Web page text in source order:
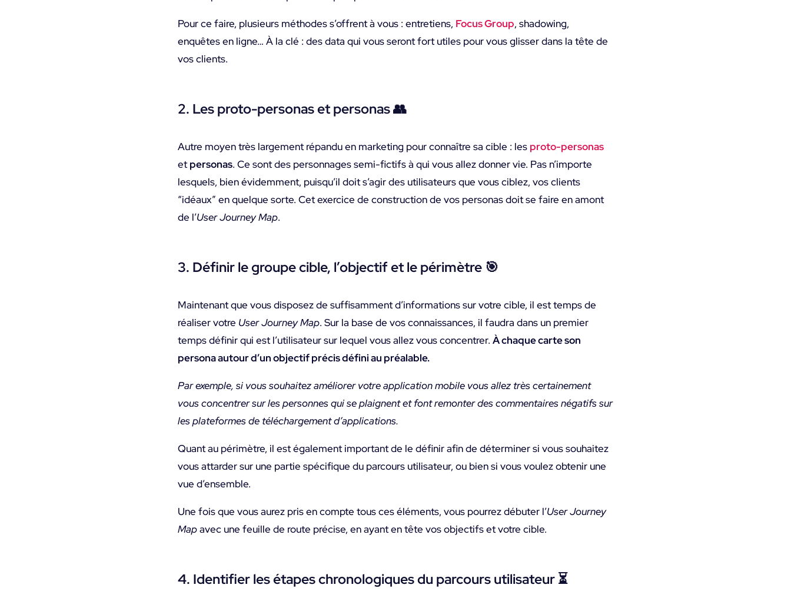
Pour ce faire, plusieurs méthodes s’offrent à vous : entretiens, Focus Group, shadowing,
enquêtes en ligne… À la clé : des data qui vous seront fort utiles pour vous glisser dans la tête de
vos clients.
2. Les proto-personas et personas👥
Autre moyen très largement répandu en marketing pour connaître sa cible : les proto-personas
etpersonas. Ce sont des personnages semi-fictifs à qui vous allez donner vie. Pas n’importe
lesquels, bien évidemment, puisqu’il doit s’agir des utilisateurs que vous ciblez, vos clients
“idéaux” en quelque sorte. Cet exercice de construction de vos personas doit se faire en amont
de l’User Journey Map.
3. Définir le groupe cible, l’objectif et le périmètre 🎯
Maintenant que vous disposez de suffisamment d’informations sur votre cible, il est temps de
réaliser votre User Journey Map. Sur la base de vos connaissances, il faudra dans un premier
temps définir qui est l’utilisateur sur lequel vous allez vous concentrer.À chaque carte son
persona autour d’un objectif précis défini au préalable.
Par exemple, si vous souhaitez améliorer votre application mobile vous allez très certainement
vous concentrer sur les personnes qui se plaignent et font remonter des commentaires négatifs sur
les plateformes de téléchargement d’applications.
Quant au périmètre, il est également important de le définir afin de déterminer si vous souhaitez
vous attarder sur une partie spécifique du parcours utilisateur, ou bien si vous voulez obtenir une
vue d’ensemble.
Une fois que vous aurez pris en compte tous ces éléments, vous pourrez débuter l’User Journey
Mapavec une feuille de route précise, en ayant en tête vos objectifs et votre cible.
4. Identifier les étapes chronologiques du parcours utilisateur ⏳